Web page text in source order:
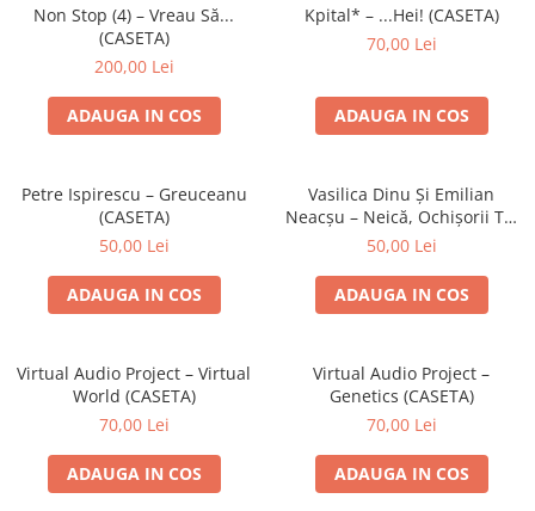
Viniluri Românești
Colecția Electrecord
Non Stop (4) – Vreau Să...
(CASETA)
200,00 Lei
ADAUGA IN COS
Kpital* – ...Hei! (CASETA)
70,00 Lei
ADAUGA IN COS
Petre Ispirescu – Greuceanu
(CASETA)
50,00 Lei
ADAUGA IN COS
Vasilica Dinu Și Emilian
Neacșu – Neică, Ochișorii Tăi
(CASETA)
50,00 Lei
ADAUGA IN COS
Virtual Audio Project – Virtual
World (CASETA)
70,00 Lei
ADAUGA IN COS
Virtual Audio Project –
Genetics (CASETA)
70,00 Lei
ADAUGA IN COS